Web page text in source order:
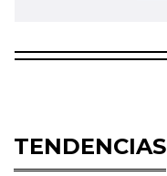
TENDENCIAS